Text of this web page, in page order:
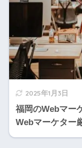
2025年1月3日
福岡のWebマー
Webマーケター